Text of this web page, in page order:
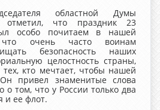
областной Думы
отметил, что праздник 23
особо почитаем в нашей
очень часто воинам
безопасность наших
целостность страны,
тех, кто мечтает, чтобы нашей
привел знаменитые слова
о том, что у России только два
и ее флот.